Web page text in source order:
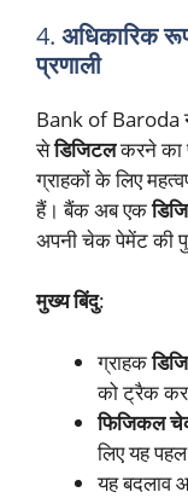
4. अधिकारिक
प्रणाली
Bank of Baroda
सेडिजिटलकरने का
ग्राहकों के लिए
हैं। बैंक अब एक
अपनी चेक पेमेंट की
मुख्य बिंदु:
ग्राहक
को ट्रैक
फिजिकल
लिए यह
यह बदलाव